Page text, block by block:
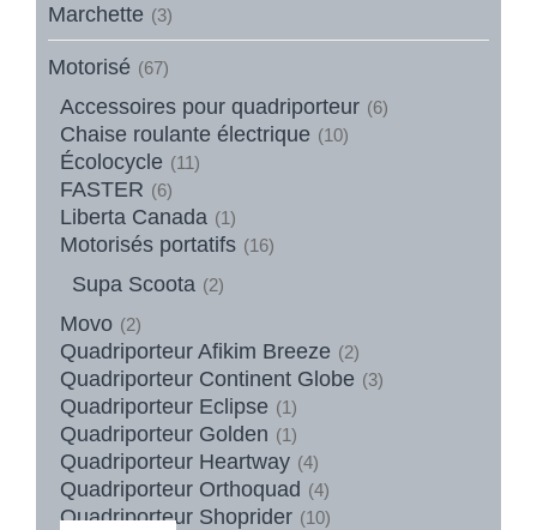
Marchette (3)
Motorisé (67)
Accessoires pour quadriporteur (6)
Chaise roulante électrique (10)
Écolocycle (11)
FASTER (6)
Liberta Canada (1)
Motorisés portatifs (16)
Supa Scoota (2)
Movo (2)
Quadriporteur Afikim Breeze (2)
Quadriporteur Continent Globe (3)
Quadriporteur Eclipse (1)
Quadriporteur Golden (1)
Quadriporteur Heartway (4)
Quadriporteur Orthoquad (4)
Quadriporteur Shoprider (10)